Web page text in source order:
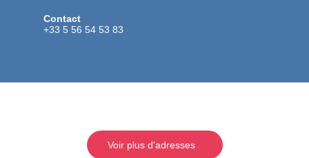
Contact
+33 5 56 54 53 83
Voir plus d'adresses